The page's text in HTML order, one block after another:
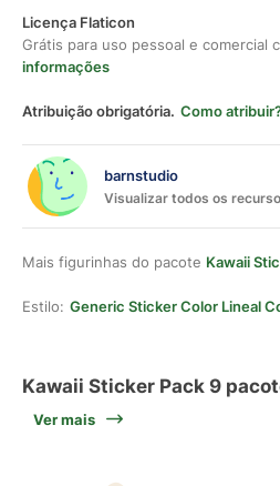
Licença Flaticon
Grátis para uso pessoal e comercial
informações
Atribuição obrigatória. Como
barnstudio
Visualizar todos os
Mais figurinhas do pacote Kawaii
Estilo: Generic Sticker Color Lineal
Kawaii Sticker Pack 9
Ver mais